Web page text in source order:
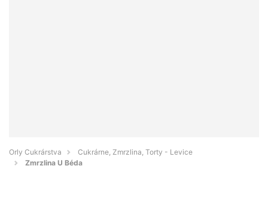
Orly Cukrárstva
Cukrárne, Zmrzlina, Torty - Levice
Zmrzlina U Béda